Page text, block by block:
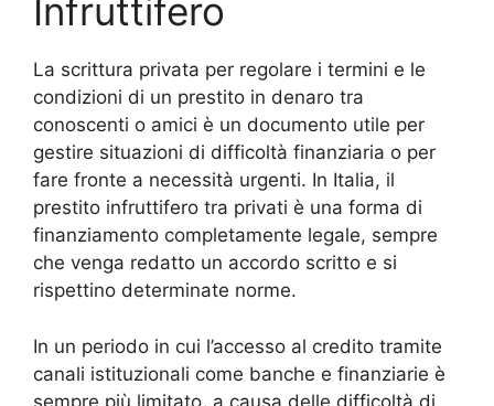
Infruttifero
La scrittura privata per regolare i termini e le
condizioni di un prestito in denaro tra
conoscenti o amici è un documento utile per
gestire situazioni di difficoltà finanziaria o per
fare fronte a necessità urgenti. In Italia, il
prestito infruttifero tra privati è una forma di
finanziamento completamente legale, sempre
che venga redatto un accordo scritto e si
rispettino determinate norme.
In un periodo in cui l’accesso al credito tramite
canali istituzionali come banche e finanziarie è
sempre più limitato, a causa delle difficoltà di